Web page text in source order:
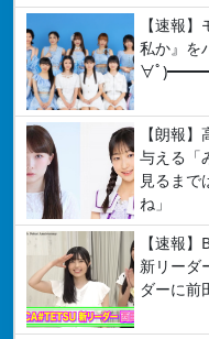
【速報
私か』
∀ﾟ
【朗報
与える「
見るまで
ね」
【速報
新リーダ
ダーに